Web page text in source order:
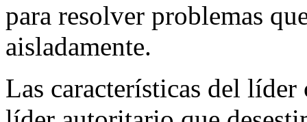
para resolver problemas
aisladamente.
Las características del líder